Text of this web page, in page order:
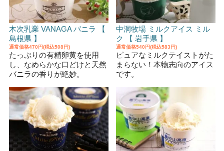
木次乳業 VANAGA バニラ 【
島根県 】
通常価格470円(税込508円)
たっぷりの有精卵黄を使用
し、なめらかな口どけと天然
バニラの香りが絶妙。
中洞牧場 ミルクアイス ミル
ク 【 岩手県 】
通常価格540円(税込583円)
ピュアなミルクテイストがた
まらない！本物志向のアイス
です。